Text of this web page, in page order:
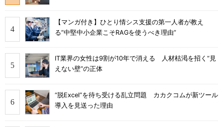
【マンガ付き】ひとり情シス支援の第一人者が教え
る”中堅中小企業こそRAGを使うべき理由”
IT業界の女性は9割が10年で消える 人材枯渇を招く“見
えない壁”の正体
“脱Excel”を待ち受ける乱立問題 カカクコムが新ツール
導入を見送った理由